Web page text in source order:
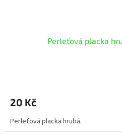
Perleťová placka
20 Kč
Perleťová placka hrubá.